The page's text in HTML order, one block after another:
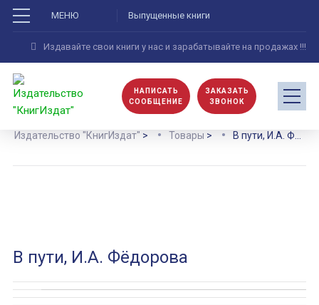
МЕНЮ Выпущенные книги
Издавайте свои книги у нас и зарабатывайте на продажах !!!
НАПИСАТЬ
СООБЩЕНИЕ
ЗАКАЗАТЬ
ЗВОНОК
Издательство "КнигИздат" > Товары > В пути, И.А. Фёдорова
В пути, И.А. Фёдорова